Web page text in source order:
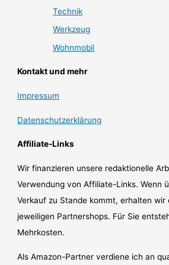
Technik
Werkzeug
Wohnmobil
Kontakt und mehr
Impressum
Datenschutzerklärung
Affiliate-Links
Wir finanzieren unsere redaktionelle
Verwendung von Affiliate-Links. Wenn
Verkauf zu Stande kommt, erhalten wir
jeweiligen Partnershops. Für Sie
Mehrkosten.
Als Amazon-Partner verdiene ich an